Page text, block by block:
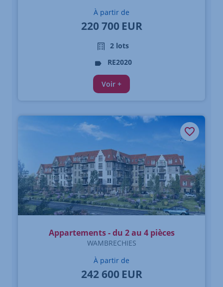
À partir de
220 700 EUR
2 lots
RE2020
Voir +
Appartements - du 2 au 4 pièces
WAMBRECHIES
À partir de
242 600 EUR